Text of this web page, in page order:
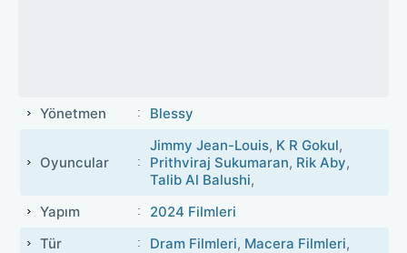
Yönetmen Blessy
Oyuncular
Jimmy Jean-Louis, K R Gokul,
Prithviraj Sukumaran, Rik Aby,
Talib Al Balushi,
Yapım
2024 Filmleri
Tür
Dram Filmleri, Macera Filmleri,